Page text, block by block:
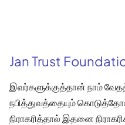
Jan Trust
இவர்களுக்குத்தான் நாம்
நபித்துவத்தையும்
நிராகரித்தால் இதனை